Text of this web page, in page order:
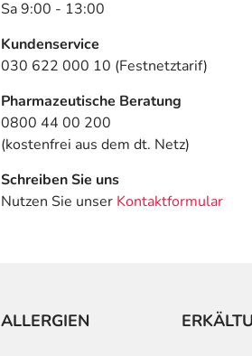
Sa 9:00 - 13:00
Kundenservice
030 622 000 10 (Festnetztarif)
Pharmazeutische Beratung
0800 44 00 200
(kostenfrei aus dem dt. Netz)
Schreiben Sie uns
Nutzen Sie unser Kontaktformular
ALLERGIEN